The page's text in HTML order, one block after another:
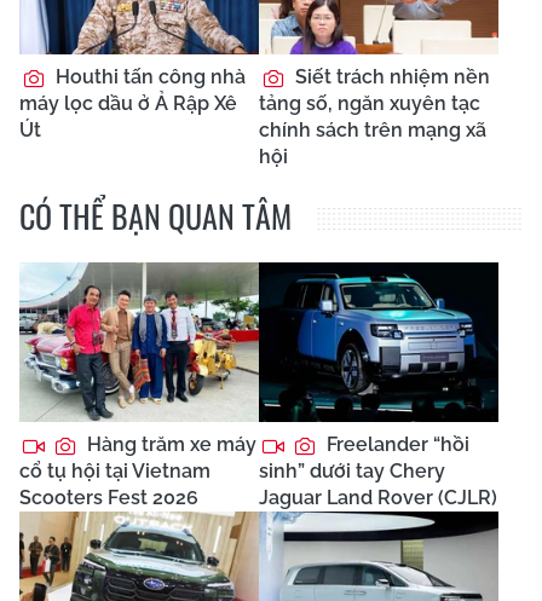
Houthi tấn công nhà
máy lọc dầu ở Ả Rập Xê
Út
Siết trách nhiệm nền
tảng số, ngăn xuyên tạc
chính sách trên mạng xã
hội
CÓ THỂ BẠN QUAN TÂM
Hàng trăm xe máy
cổ tụ hội tại Vietnam
Scooters Fest 2026
Freelander “hồi
sinh” dưới tay Chery
Jaguar Land Rover (CJLR)